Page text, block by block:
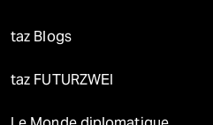
taz Blogs
taz FUTURZWEI